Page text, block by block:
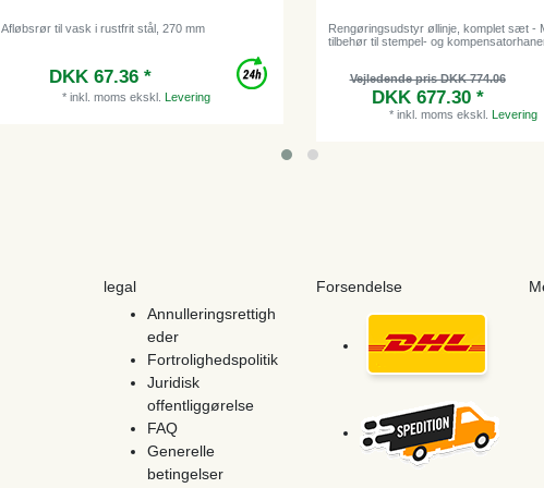
Afløbsrør til vask i rustfrit stål, 270 mm
DKK 67.36 *
* inkl. moms ekskl. Levering
Rengøringsudstyr øllinje, komplet sæt -
tilbehør til stempel- og
Vejledende pris DKK 774.06
DKK 677.30 *
* inkl. moms ekskl. Levering
legal
Annulleringsrettigh
eder
Fortrolighedspolitik
Juridisk
offentliggørelse
FAQ
Generelle
betingelser
Forsendelse